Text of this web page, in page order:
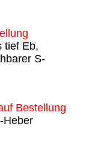
tief Eb,
S-
Bestellung
Heber